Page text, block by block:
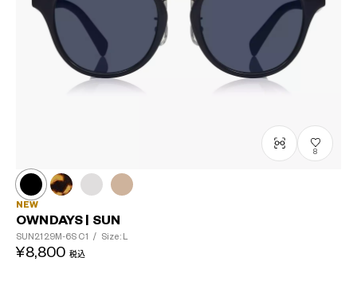
8
NEW
OWNDAYS | SUN
SUN2129M-6S C1 / Size: L
¥8,800 税込